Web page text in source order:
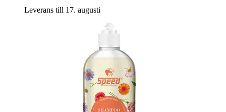
Leverans till 17. augusti